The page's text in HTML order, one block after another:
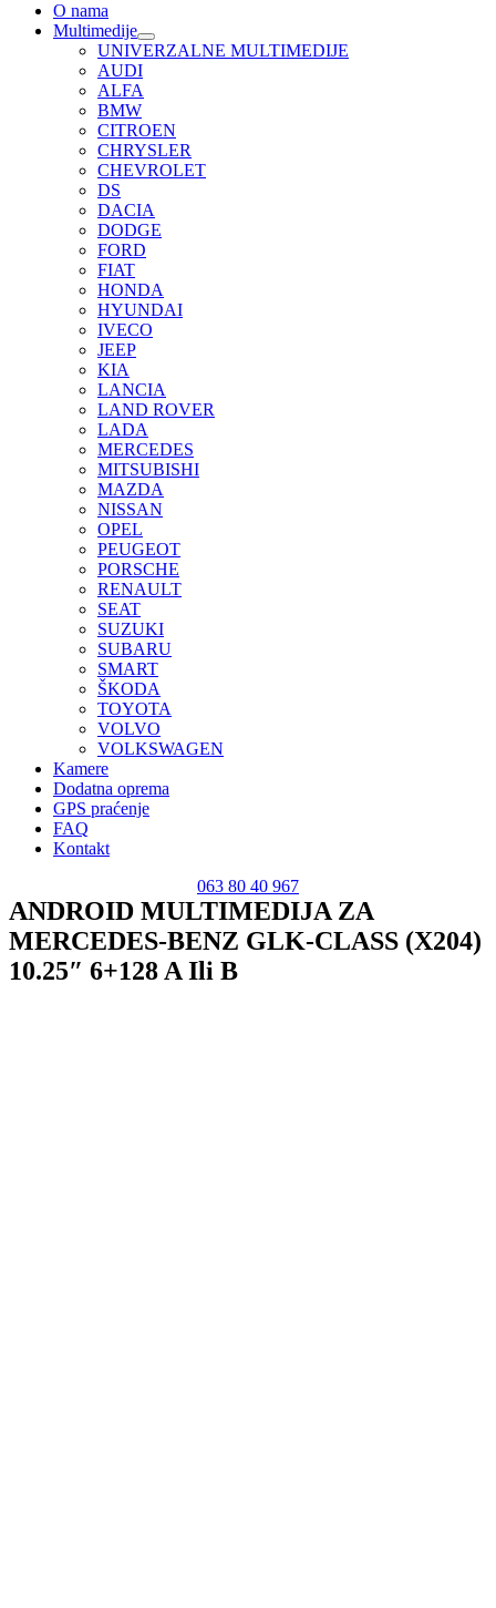
O nama
Multimedije
UNIVERZALNE MULTIMEDIJE
AUDI
ALFA
BMW
CITROEN
CHRYSLER
CHEVROLET
DS
DACIA
DODGE
FORD
FIAT
HONDA
HYUNDAI
IVECO
JEEP
KIA
LANCIA
LAND ROVER
LADA
MERCEDES
MITSUBISHI
MAZDA
NISSAN
OPEL
PEUGEOT
PORSCHE
RENAULT
SEAT
SUZUKI
SUBARU
SMART
ŠKODA
TOYOTA
VOLVO
VOLKSWAGEN
Kamere
Dodatna oprema
GPS praćenje
FAQ
Kontakt
063 80 40 967
ANDROID MULTIMEDIJA ZA
MERCEDES-BENZ GLK-CLASS (X204)
10.25″ 6+128 A Ili B